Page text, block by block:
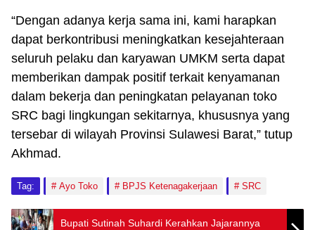
“Dengan adanya kerja sama ini, kami harapkan
dapat berkontribusi meningkatkan kesejahteraan
seluruh pelaku dan karyawan UMKM serta dapat
memberikan dampak positif terkait kenyamanan
dalam bekerja dan peningkatan pelayanan toko
SRC bagi lingkungan sekitarnya, khususnya yang
tersebar di wilayah Provinsi Sulawesi Barat,” tutup
Akhmad.
Tag: Ayo Toko BPJS Ketenagakerjaan SRC
Bupati Sutinah Suhardi Kerahkan Jajarannya